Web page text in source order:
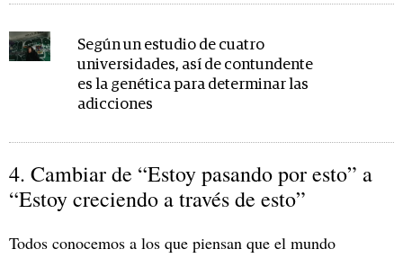
Según un estudio de cuatro
universidades, así de contundente
es la genética para determinar las
adicciones
4. Cambiar de “Estoy pasando por esto” a
“Estoy creciendo a través de esto”
Todos conocemos a los que piensan que el mundo